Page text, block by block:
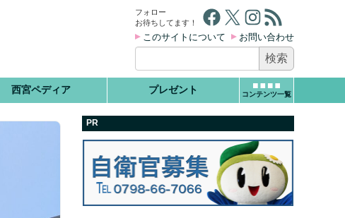
西宮ペディア プレゼント コンテンツ一覧
フォロー
お待ちしてます！
Facebook X Instagram RSS フィード
このサイトについて お問い合わせ
索:
PR